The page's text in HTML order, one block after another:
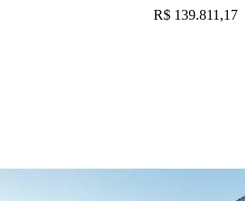
R$ 139.811,17